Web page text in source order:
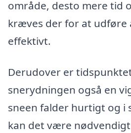
område, desto mere tid
kræves der for at udføre
effektivt.
Derudover er
snerydningen også en
sneen falder hurtigt og i
kan det være